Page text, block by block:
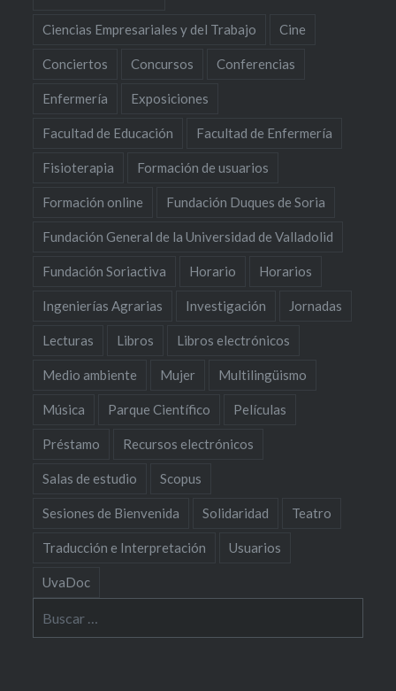
Ciencias Empresariales y del Trabajo Cine
Conciertos Concursos Conferencias
Enfermería Exposiciones
Facultad de Educación Facultad de Enfermería
Fisioterapia Formación de usuarios
Formación online Fundación Duques de Soria
Fundación General de la Universidad de Valladolid
Fundación Soriactiva Horario Horarios
Ingenierías Agrarias Investigación Jornadas
Lecturas Libros Libros electrónicos
Medio ambiente Mujer Multilingüismo
Música Parque Científico Películas
Préstamo Recursos electrónicos
Salas de estudio Scopus
Sesiones de Bienvenida Solidaridad Teatro
Traducción e Interpretación Usuarios
UvaDoc